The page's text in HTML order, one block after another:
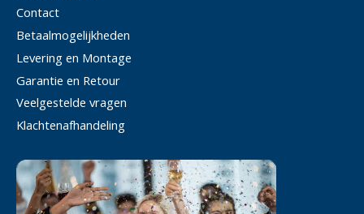
Contact
Betaalmogelijkheden
Levering en Montage
Garantie en Retour
Veelgestelde vragen
Klachtenafhandeling